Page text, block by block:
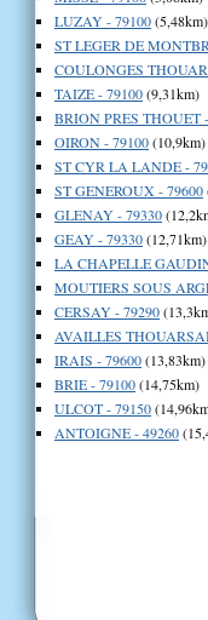
LUZAY - 79100(5,48km)
ST LEGER DE
COULONGES
TAIZE - 79100(9,31km)
BRION PRES THOUET
OIRON - 79100(10,9km)
ST CYR LA LANDE -
ST GENEROUX - 79600
GLENAY - 79330
GEAY - 79330(12,71km)
LA CHAPELLE
MOUTIERS SOUS
CERSAY - 79290
AVAILLES
IRAIS - 79600(13,83km)
BRIE - 79100(14,75km)
ULCOT - 79150
ANTOIGNE - 49260